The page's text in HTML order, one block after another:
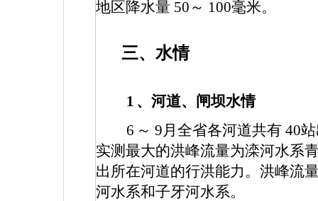
地区降水量 50 ～ 100毫米。
三、水情
1 、河道、闸坝水情
6 ～ 9月全省各河道共有 40
实测最大的洪峰流量为滦河水系
出所在河道的行洪能力。洪峰流
河水系和子牙河水系。